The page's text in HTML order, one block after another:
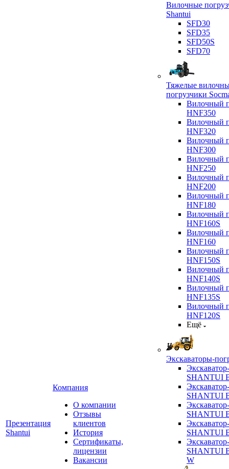
Презентация
Shantui
Компания
О компании
Отзывы
клиентов
История
Сертификаты,
лицензии
Вакансии
Вилочные
Shantui
SFD30
SFD35
SFD50S
SFD70
Тяжелые
погрузчики
Вилочный
HNF350
Вилочный
HNF320
Вилочный
HNF300
Вилочный
HNF250
Вилочный
HNF200
Вилочный
HNF180
Вилочный
HNF160S
Вилочный
HNF160
Вилочный
HNF150S
Вилочный
HNF140S
Вилочный
HNF135S
Вилочный
HNF120S
Ещё
Экскаваторы-
SHANTUI
SHANTUI
SHANTUI
SHANTUI
SHANTUI
W